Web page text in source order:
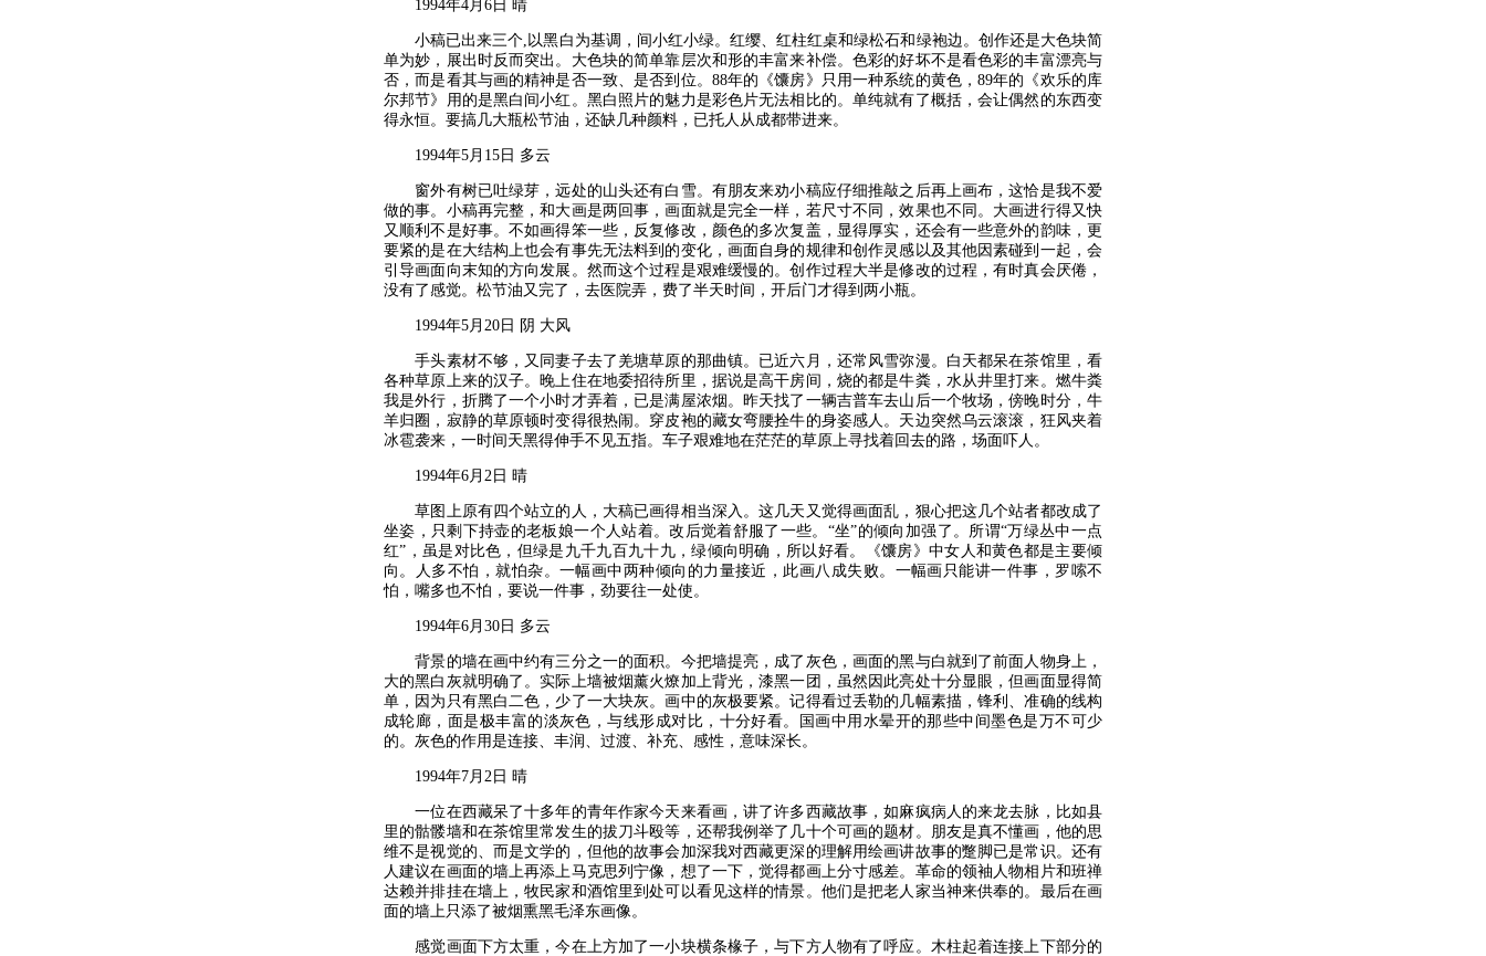
1994年4月6日 晴
小稿已出来三个,以黑白为基调，间小红小绿。红缨、红柱红桌和绿松石和绿袍边。创作还是大色块简
单为妙，展出时反而突出。大色块的简单靠层次和形的丰富来补偿。色彩的好坏不是看色彩的丰富漂亮与
否，而是看其与画的精神是否一致、是否到位。88年的《馕房》只用一种系统的黄色，89年的《欢乐的库
尔邦节》用的是黑白间小红。黑白照片的魅力是彩色片无法相比的。单纯就有了概括，会让偶然的东西变
得永恒。要搞几大瓶松节油，还缺几种颜料，已托人从成都带进来。
1994年5月15日 多云
窗外有树已吐绿芽，远处的山头还有白雪。有朋友来劝小稿应仔细推敲之后再上画布，这恰是我不爱
做的事。小稿再完整，和大画是两回事，画面就是完全一样，若尺寸不同，效果也不同。大画进行得又快
又顺利不是好事。不如画得笨一些，反复修改，颜色的多次复盖，显得厚实，还会有一些意外的韵味，更
要紧的是在大结构上也会有事先无法料到的变化，画面自身的规律和创作灵感以及其他因素碰到一起，会
引导画面向末知的方向发展。然而这个过程是艰难缓慢的。创作过程大半是修改的过程，有时真会厌倦，
没有了感觉。松节油又完了，去医院弄，费了半天时间，开后门才得到两小瓶。
1994年5月20日 阴 大风
手头素材不够，又同妻子去了羌塘草原的那曲镇。已近六月，还常风雪弥漫。白天都呆在茶馆里，看
各种草原上来的汉子。晚上住在地委招待所里，据说是高干房间，烧的都是牛粪，水从井里打来。燃牛粪
我是外行，折腾了一个小时才弄着，已是满屋浓烟。昨天找了一辆吉普车去山后一个牧场，傍晚时分，牛
羊归圈，寂静的草原顿时变得很热闹。穿皮袍的藏女弯腰拴牛的身姿感人。天边突然乌云滚滚，狂风夹着
冰雹袭来，一时间天黑得伸手不见五指。车子艰难地在茫茫的草原上寻找着回去的路，场面吓人。
1994年6月2日 晴
草图上原有四个站立的人，大稿已画得相当深入。这几天又觉得画面乱，狠心把这几个站者都改成了
坐姿，只剩下持壶的老板娘一个人站着。改后觉着舒服了一些。“坐”的倾向加强了。所谓“万绿丛中一点
红”，虽是对比色，但绿是九千九百九十九，绿倾向明确，所以好看。《馕房》中女人和黄色都是主要倾
向。人多不怕，就怕杂。一幅画中两种倾向的力量接近，此画八成失败。一幅画只能讲一件事，罗嗦不
怕，嘴多也不怕，要说一件事，劲要往一处使。
1994年6月30日 多云
背景的墙在画中约有三分之一的面积。今把墙提亮，成了灰色，画面的黑与白就到了前面人物身上，
大的黑白灰就明确了。实际上墙被烟薰火燎加上背光，漆黑一团，虽然因此亮处十分显眼，但画面显得简
单，因为只有黑白二色，少了一大块灰。画中的灰极要紧。记得看过丢勒的几幅素描，锋利、准确的线构
成轮廊，面是极丰富的淡灰色，与线形成对比，十分好看。国画中用水晕开的那些中间墨色是万不可少
的。灰色的作用是连接、丰润、过渡、补充、感性，意味深长。
1994年7月2日 晴
一位在西藏呆了十多年的青年作家今天来看画，讲了许多西藏故事，如麻疯病人的来龙去脉，比如县
里的骷髅墙和在茶馆里常发生的拔刀斗殴等，还帮我例举了几十个可画的题材。朋友是真不懂画，他的思
维不是视觉的、而是文学的，但他的故事会加深我对西藏更深的理解用绘画讲故事的蹩脚已是常识。还有
人建议在画面的墙上再添上马克思列宁像，想了一下，觉得都画上分寸感差。革命的领袖人物相片和班禅
达赖并排挂在墙上，牧民家和酒馆里到处可以看见这样的情景。他们是把老人家当神来供奉的。最后在画
面的墙上只添了被烟熏黑毛泽东画像。
感觉画面下方太重，今在上方加了一小块横条椽子，与下方人物有了呼应。木柱起着连接上下部分的